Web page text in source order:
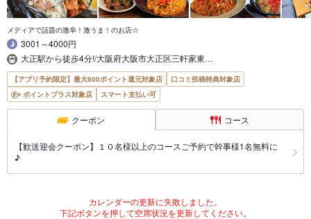
メディアで話題の激辛！激うま！のお店☆
3001～4000円
大正駅から徒歩4分!/大阪府大阪市大正区三軒家東…
【アプリ予約限定】最大800ポイント還元対象店
口コミ投稿特典対象店
ポイントプラス対象店
スマート支払い可
クーポン コース
【歓送迎会クーポン】１０名様以上のコースご予約で幹事様1名無料に
♪
カレンダーの更新に失敗しました。
下記ボタンを押して空席状況を更新してください。